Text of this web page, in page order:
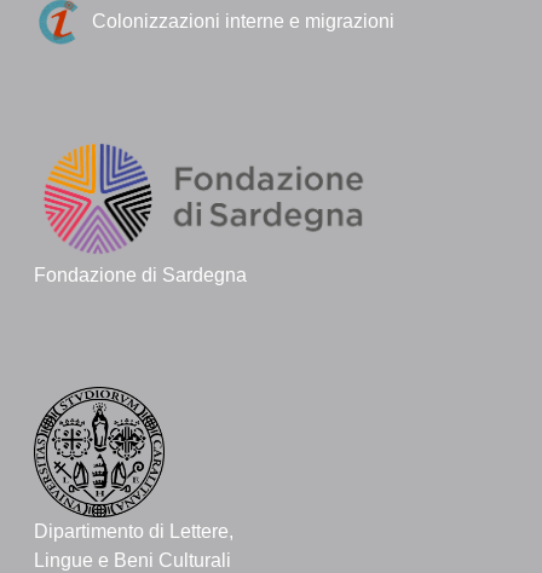
Colonizzazioni interne e migrazioni
Fondazione di Sardegna
Dipartimento di Lettere,
Lingue e Beni Culturali